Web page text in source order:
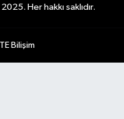
Her hakkı saklıdır.
TE Bilişim